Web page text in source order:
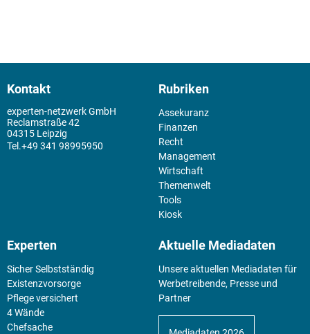
Kontakt
experten-netzwerk GmbH
Reclamstraße 42
04315 Leipzig
+49 341 98995950
Rubriken
Assekuranz
Finanzen
Recht
Management
Wirtschaft
Themenwelt
Tools
Kiosk
Experten
Sicher Selbstständig
Existenz­vorsorge
Pflege versichert
4 Wände
Chefsache
Aktuelle Mediadaten
Unsere aktuellen Mediadaten für
Werbetreibende, Presse und
Partner